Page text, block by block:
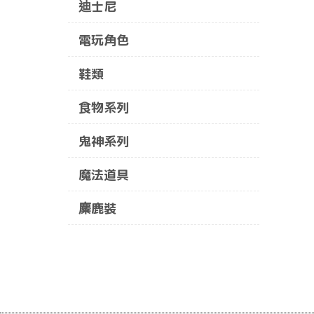
迪士尼
電玩角色
鞋類
食物系列
鬼神系列
魔法道具
麋鹿裝